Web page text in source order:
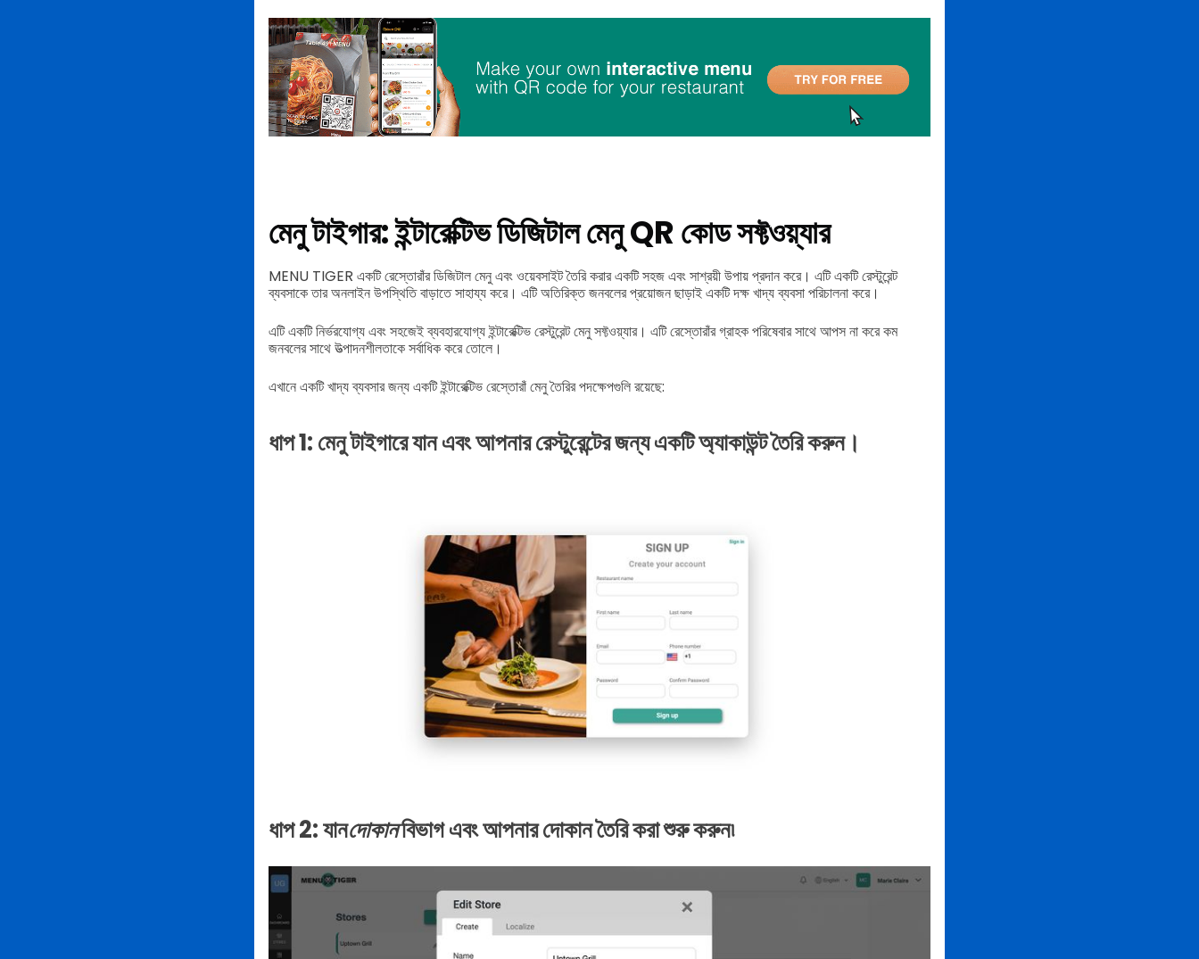
মেনু টাইগার: ইন্টারেক্টিভ ডিজিটাল মেনু QR কোড সফ্টওয়্যার
MENU TIGER একটি রেস্তোরাঁর ডিজিটাল মেনু এবং ওয়েবসাইট তৈরি করার একটি সহজ এবং সাশ্রয়ী উপায় প্রদান করে। এটি একটি রেস্টুরেন্ট
ব্যবসাকে তার অনলাইন উপস্থিতি বাড়াতে সাহায্য করে। এটি অতিরিক্ত জনবলের প্রয়োজন ছাড়াই একটি দক্ষ খাদ্য ব্যবসা পরিচালনা করে।
এটি একটি নির্ভরযোগ্য এবং সহজেই ব্যবহারযোগ্য ইন্টারেক্টিভ রেস্টুরেন্ট মেনু সফ্টওয়্যার। এটি রেস্তোরাঁর গ্রাহক পরিষেবার সাথে আপস না করে কম
জনবলের সাথে উত্পাদনশীলতাকে সর্বাধিক করে তোলে।
এখানে একটি খাদ্য ব্যবসার জন্য একটি ইন্টারেক্টিভ রেস্তোরাঁ মেনু তৈরির পদক্ষেপগুলি রয়েছে:
ধাপ 1: মেনু টাইগারে যান এবং আপনার রেস্টুরেন্টের জন্য একটি অ্যাকাউন্ট তৈরি করুন।
ধাপ 2: যানদোকানবিভাগ এবং আপনার দোকান তৈরি করা শুরু করুন৷